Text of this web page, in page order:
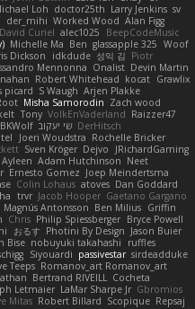
Loh doctor25th Larry Jenkins sv
der_mihi Worked Wood Alan Figg
David Curiel alec1025
BeepCodeMusic
Michelle Ma Ben glassapple 325 Woof
Dickson idkdude 성익 김 Piotr
Mennonna Onalist Devin Martin
Robert Whitehead kocat Grawlix
picard S Waugh Arjen Plakke
Misha Samorodin Zach wood
Tony VolkEnVaderland Raizzer47
שי יעקוב DerHitsch
Joeri Woudstra Rochelle Bricker
Sven Kröger Dejvo
JRichardGaming
Ayleen Adam Hutchinson Neet
Ernesto Gomez Joep Meindertsma
Colin Lohaus atoves Dan Goddard
trvr Jacob Hooper Gaetano Gargano
Magnús Antonsson Ben Milius Griffin
Chris Philip Spiessberger Bryce Powell
おるす Photini By Design Jason Buier
Bise nobuyuki takahashi
ruffles
Siyouardi passivestar sirdeadduke
Teeps Romanov_art Romanov_art
Bertrand RIVEILL Cocheta
Letmaier LaMar Sharpe Jr Gbromios
Mitas Robert Billard Scopique Repsaj